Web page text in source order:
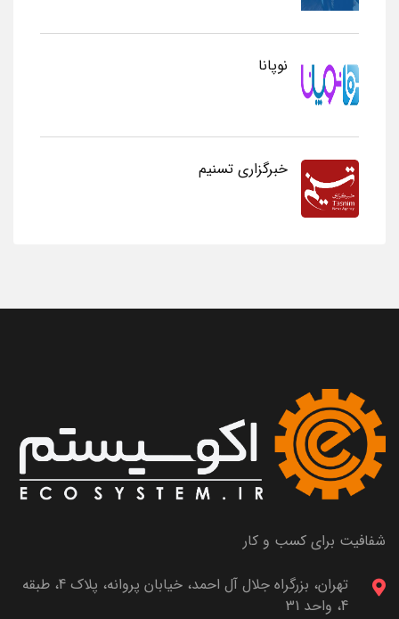
نوپانا
خبرگزاری تسنیم
شفافیت برای کسب و کار
تهران، بزرگراه جلال آل احمد، خیابان پروانه، پلاک 4، طبقه
4، واحد 31